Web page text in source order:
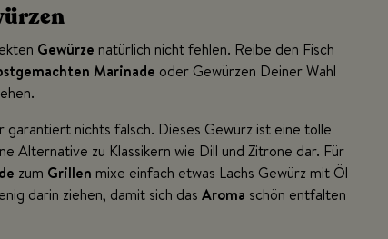
Gewürze natürlich nicht fehlen. Reibe den Fisch
Marinade oder Gewürzen Deiner Wahl
garantiert nichts falsch. Dieses Gewürz ist eine tolle
Alternative zu Klassikern wie Dill und Zitrone dar. Für
zum Grillen mixe einfach etwas Lachs Gewürz mit Öl
darin ziehen, damit sich dasAroma schön entfalten